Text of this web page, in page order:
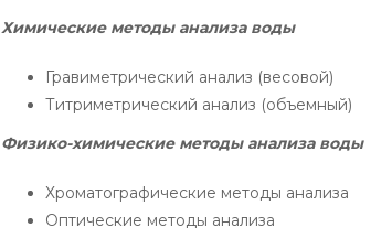
Химические методы анализа воды
Гравиметрический анализ (весовой)
Титриметрический анализ (объемный)
Физико-химические методы анализа воды
Хроматографические методы анализа
Оптические методы анализа